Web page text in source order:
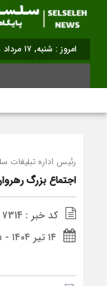
امروز : شنبه, ۱۷ مرداد , ۱۴۰۵
رئیس اداره تبلیغات
اجتماع بزرگ
کد خبر : 7314
۱۴ تیر ۱۴۰۴ - ۱۵:۴۵